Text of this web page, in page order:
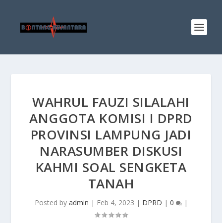
WAHRUL FAUZI SILALAHI
ANGGOTA KOMISI I DPRD
PROVINSI LAMPUNG JADI
NARASUMBER DISKUSI
KAHMI SOAL SENGKETA
TANAH
Posted by admin | Feb 4, 2023 | DPRD | 0 |